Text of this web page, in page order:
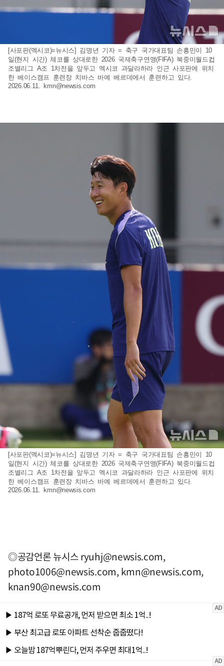
[사포판(멕시코)=뉴시스] 김명년 기자 = 축구 국가대표팀 손흥민이 10
일(현지 시간) 체코를 상대로한 2026 국제축구연맹(FIFA) 북중미월드컵
조별리그 A조 1차전을 앞두고 멕시코 과달라하라 인근 사포판에 위치
한 베이스캠프 훈련장 치바스 바예 베르데에서 훈련하고 있다.
2026.06.11. kmn@newsis.com
[사포판(멕시코)=뉴시스] 김명년 기자 = 축구 국가대표팀 손흥민이 10
일(현지 시간) 체코를 상대로한 2026 국제축구연맹(FIFA) 북중미월드컵
조별리그 A조 1차전을 앞두고 멕시코 과달라하라 인근 사포판에 위치
한 베이스캠프 훈련장 치바스 바예 베르데에서 훈련하고 있다.
2026.06.11. kmn@newsis.com
◎공감언론 뉴시스ryuhj@newsis.com,
photo1006@newsis.com,kmn@newsis.com,
knan90@newsis.com